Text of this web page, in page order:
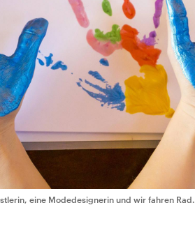
eine Modedesignerin und wir fahren Rad.